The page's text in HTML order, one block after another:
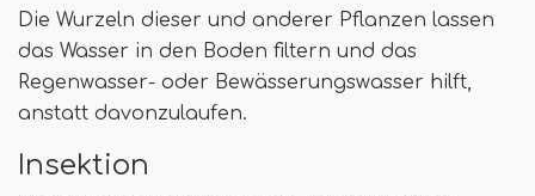
Die Wurzeln dieser und anderer Pflanzen lassen
das Wasser in den Boden filtern und das
Regenwasser- oder Bewässerungswasser hilft,
anstatt davonzulaufen.
Insektion